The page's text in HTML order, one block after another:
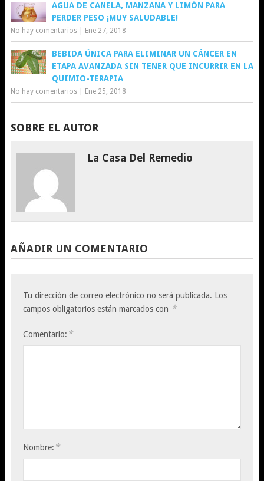
AGUA DE CANELA, MANZANA Y LIMÓN PARA
PERDER PESO ¡MUY SALUDABLE!
No hay comentarios| Ene 27, 2018
BEBIDA ÚNICA PARA ELIMINAR UN CÁNCER EN
ETAPA AVANZADA SIN TENER QUE INCURRIR EN LA
QUIMIO-TERAPIA
No hay comentarios| Ene 25, 2018
SOBRE EL AUTOR
La Casa Del Remedio
AÑADIR UN COMENTARIO
Tu dirección de correo electrónico no será publicada. Los
campos obligatorios están marcados con *
Comentario: *
Nombre: *